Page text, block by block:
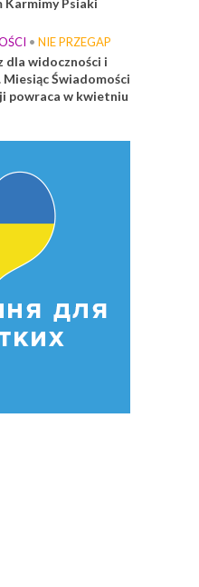
Karmimy Psiaki
• NIE PRZEGAP
dla widoczności i
Miesiąc Świadomości
powraca w kwietniu